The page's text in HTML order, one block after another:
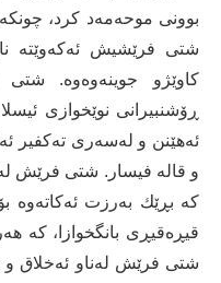
بوونی موحەمەد کرد،
شتی فرێشیش ئەکەوێتە
کاوێژو جوینەوەوە.
ڕۆشنبیرانی نوێخوازی
ئەهێنن و لەسەری تەکفیر
و قالە فیسار. شتی فرێش
کە بڕێك بەرزت ئەکاتەوە
قیڕەقیڕی بانگخوازا، کە
شتی فرێش لەناو ئەخلاق و